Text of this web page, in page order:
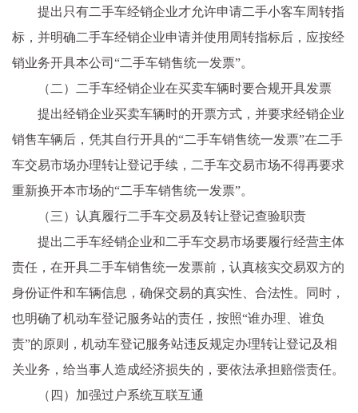
提出只有二手车经销企业才允许申请二手小客车周转指
标，并明确二手车经销企业申请并使用周转指标后，应按经
销业务开具本公司“二手车销售统一发票”。
（二）二手车经销企业在买卖车辆时要合规开具发票
提出经销企业买卖车辆时的开票方式，并要求经销企业
销售车辆后，凭其自行开具的“二手车销售统一发票”在二手
车交易市场办理转让登记手续，二手车交易市场不得再要求
重新换开本市场的“二手车销售统一发票”。
（三）认真履行二手车交易及转让登记查验职责
提出二手车经销企业和二手车交易市场要履行经营主体
责任，在开具二手车销售统一发票前，认真核实交易双方的
身份证件和车辆信息，确保交易的真实性、合法性。同时，
也明确了机动车登记服务站的责任，按照“谁办理、谁负
责”的原则，机动车登记服务站违反规定办理转让登记及相
关业务，给当事人造成经济损失的，要依法承担赔偿责任。
（四）加强过户系统互联互通